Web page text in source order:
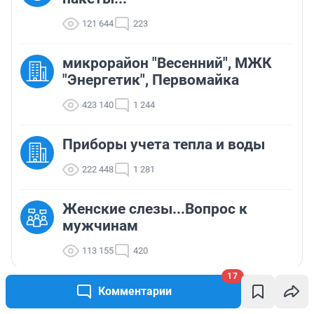
Комментарии
17
121 644 223
микрорайон "Весенний", МЖК
"Энергетик", Первомайка
423 140 1 244
Приборы учета тепла и воды
222 448 1 281
Женские слезы...Вопрос к
мужчинам
113 155 420
ТОП 5